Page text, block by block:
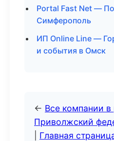
Portal Fast Net —
Симферополь
ИП Online Line —
и события в Омск
← Все компании в
Приволжский
Главная